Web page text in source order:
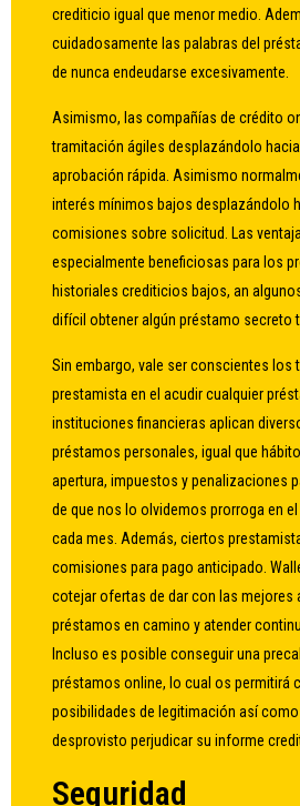
crediticio igual que menor medio.
cuidadosamente las palabras del
de nunca endeudarse excesivamente.
Asimismo, las compañías de crédito
tramitación ágiles desplazándolo
aprobación rápida. Asimismo
interés mínimos bajos desplazándolo
comisiones sobre solicitud. Las
especialmente beneficiosas para los
historiales crediticios bajos, an
difícil obtener algún préstamo secreto
Sin embargo, vale ser conscientes los
prestamista en el acudir cualquier
instituciones financieras aplican
préstamos personales, igual que
apertura, impuestos y penalizaciones
de que nos lo olvidemos prorroga en
cada mes. Además, ciertos
comisiones para pago anticipado.
cotejar ofertas de dar con las mejores
préstamos en camino y atender
Incluso es posible conseguir una
préstamos online, lo cual os permitirá
posibilidades de legitimación así­
desprovisto perjudicar su informe
Seguridad